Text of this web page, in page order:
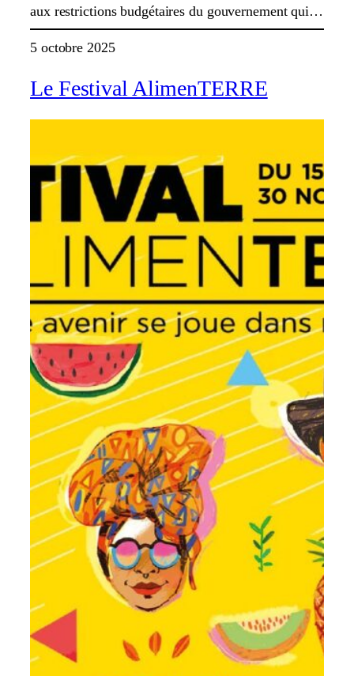
aux restrictions budgétaires du gouvernement qui…
5 octobre 2025
Le Festival AlimenTERRE